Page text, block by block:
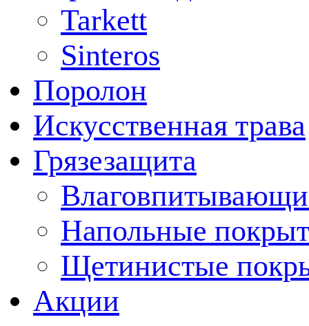
Tarkett
Sinteros
Поролон
Искусственная трава
Грязезащита
Напольные
Щетинистые
Акции